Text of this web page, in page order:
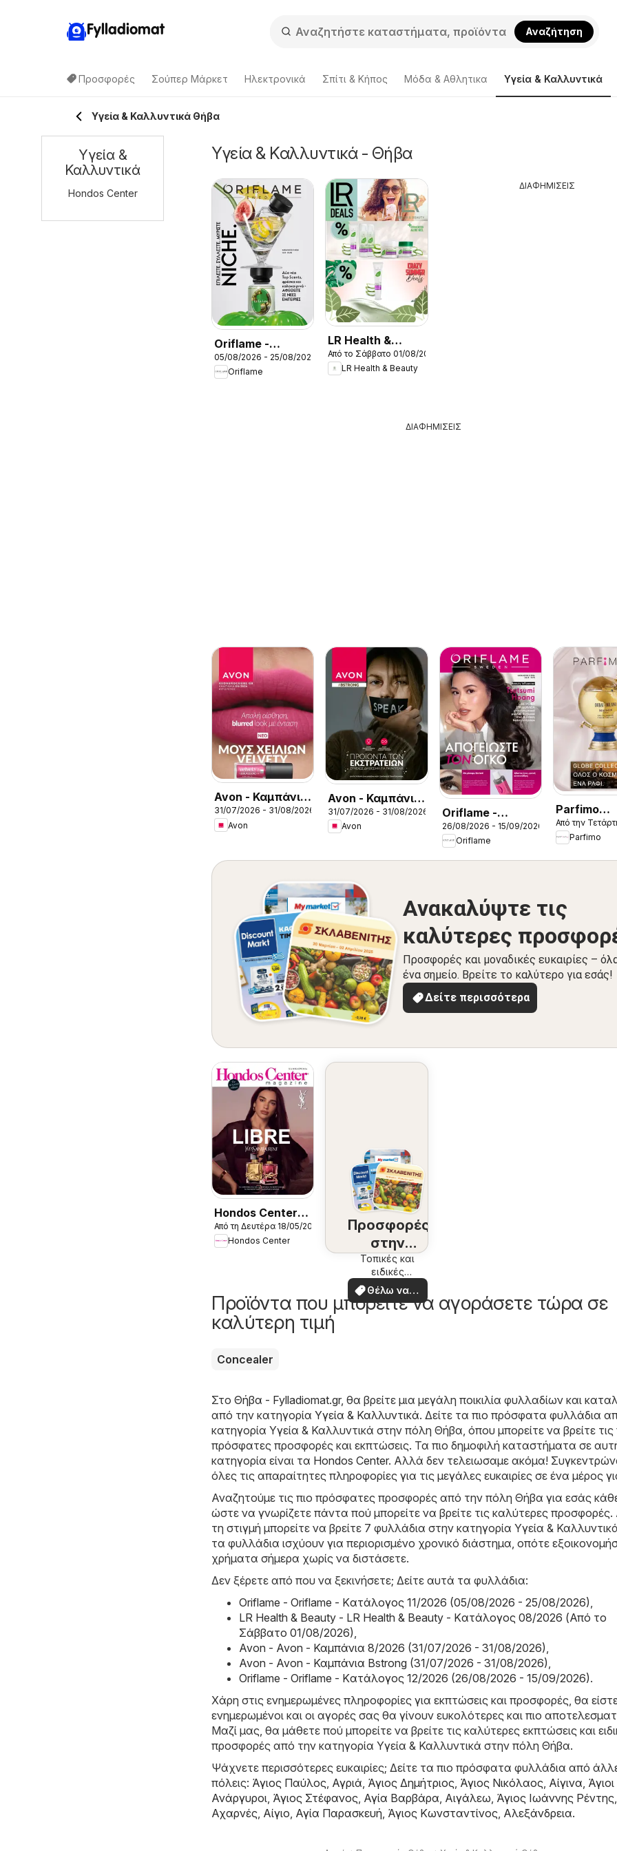
Fylladiomat Αναζήτηση
Προσφορές Σούπερ Μάρκετ Hλεκτρονικά Σπίτι & Κήπος Μόδα & Aθλητικα Υγεία & Καλλυντικά
Υγεία & Καλλυντικά Θήβα
Υγεία & Καλλυντικά - Θήβα
Oriflame -
Kατάλογος
11/2026
05/08/2026 - 25/08/2026
Oriflame
LR Health &
Beauty -
Kατάλογος
Από το Σάββατο 01/08/2026
LR Health & Beauty
ΔΙΑΦΗΜΙΣΕΙΣ
ΔΙΑΦΗΜΙΣΕΙΣ
Avon - Καμπάνια
8/2026
31/07/2026 - 31/08/2026
Avon
Avon - Καμπάνια
Bstrong
31/07/2026 - 31/08/2026
Avon
Oriflame -
Kατάλογος
12/2026
26/08/2026 - 15/09/2026
Oriflame
Parfimo
Από την
Parfimo
Ανακαλύψτε τις
καλύτερες
Προσφορές και μοναδικές ευκαιρίες –
ένα σημείο. Βρείτε το καλύτερο για εσάς!
Δείτε περισσότερα
Hondos Center
Kατάλογος
Summer 2026
Από τη Δευτέρα 18/05/2026
Hondos Center
Προσφορές
στην
περιοχή
σας
Τοπικές και
ειδικές
προσφορές
Θέλω να
δω
Προϊόντα που μπορείτε να αγοράσετε τώρα σε
καλύτερη τιμή
Concealer
Στο Θήβα - Fylladiomat.gr, θα βρείτε μια μεγάλη ποικιλία φυλλαδίων και
από την κατηγορία Υγεία & Καλλυντικά. Δείτε τα πιο πρόσφατα φυλλάδια
κατηγορία Υγεία & Καλλυντικά στην πόλη Θήβα, όπου μπορείτε να βρείτε τις
πρόσφατες προσφορές και εκπτώσεις. Τα πιο δημοφιλή καταστήματα σε
κατηγορία είναι τα Hondos Center. Αλλά δεν τελειωσαμε ακόμα!
όλες τις απαραίτητες πληροφορίες για τις μεγάλες ευκαιρίες σε ένα μέρος
Αναζητούμε τις πιο πρόσφατες προσφορές από την πόλη Θήβα για εσάς
ώστε να γνωρίζετε πάντα πού μπορείτε να βρείτε τις καλύτερες
τη στιγμή μπορείτε να βρείτε 7 φυλλάδια στην κατηγορία Υγεία &
τα φυλλάδια ισχύουν για περιορισμένο χρονικό διάστημα, οπότε
χρήματα σήμερα χωρίς να διστάσετε.
Δεν ξέρετε από που να ξεκινήσετε; Δείτε αυτά τα φυλλάδια:
Oriflame - Oriflame - Kατάλογος 11/2026 (05/08/2026 - 25/08/2026)
LR Health & Beauty - LR Health & Beauty - Kατάλογος 08/2026 (Από το
Σάββατο 01/08/2026)
Avon - Avon - Καμπάνια 8/2026 (31/07/2026 - 31/08/2026)
Avon - Avon - Καμπάνια Bstrong (31/07/2026 - 31/08/2026)
Oriflame - Oriflame - Kατάλογος 12/2026 (26/08/2026 - 15/09/2026).
Χάρη στις ενημερωμένες πληροφορίες για εκπτώσεις και προσφορές, θα
ενημερωμένοι και οι αγορές σας θα γίνουν ευκολότερες και πιο
Μαζί μας, θα μάθετε πού μπορείτε να βρείτε τις καλύτερες εκπτώσεις και
προσφορές από την κατηγορία Υγεία & Καλλυντικά στην πόλη Θήβα.
Ψάχνετε περισσότερες ευκαιρίες; Δείτε τα πιο πρόσφατα φυλλάδια από
πόλεις: Άγιος Παύλος Αγριά Άγιος Δημήτριος Άγιος Νικόλαος Αίγινα Άγιοι
Ανάργυροι Άγιος Στέφανος Αγία Βαρβάρα Αιγάλεω Άγιος Ιωάννης Ρέντης
Αχαρνές Αίγιο Αγία Παρασκευή Άγιος Κωνσταντίνος Αλεξάνδρεια.
Υγεία &
Καλλυντικά
Hondos Center